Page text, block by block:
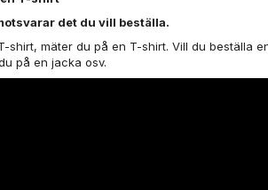
det du vill beställa.
shirt, mäter du på en T-shirt. Vill du beställa
på en jacka osv.